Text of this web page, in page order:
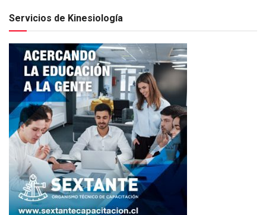
Servicios de Kinesiología